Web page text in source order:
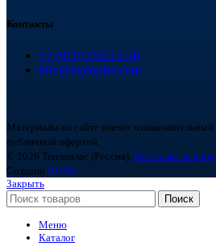
Контакты
+7 (918) 252-12-26
info@teploplas.com
Материалы на сайте имеют ознакомительный
публичной офертой.
© 2026 Теплоплас (Россия). Все права
Создано BOND
Закрыть
Поиск
Меню
Каталог